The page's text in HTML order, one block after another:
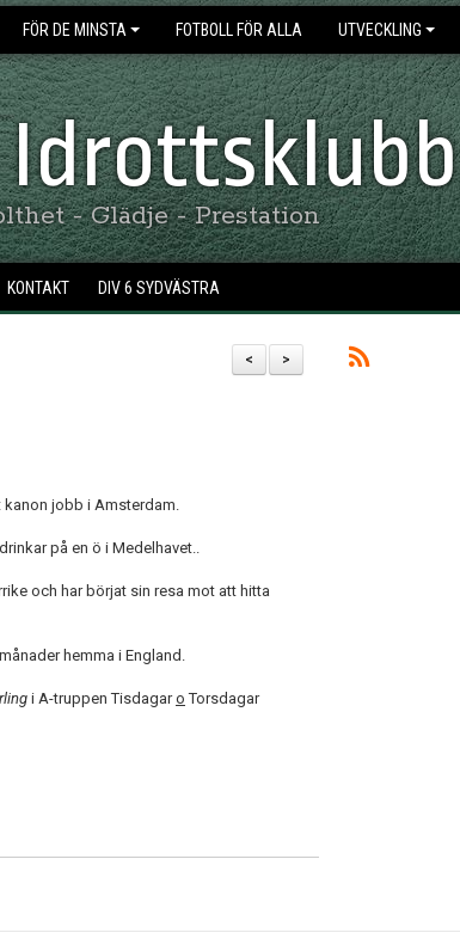
FÖR DE MINSTA FOTBOLL FÖR ALLA UTVECKLING
- Glädje - Prestation
KONTAKT DIV 6 SYDVÄSTRA
>
<
jobb i Amsterdam.
på en ö i Medelhavet..
och har börjat sin resa mot att hitta
hemma i England.
i A-truppen Tisdagaro Torsdagar